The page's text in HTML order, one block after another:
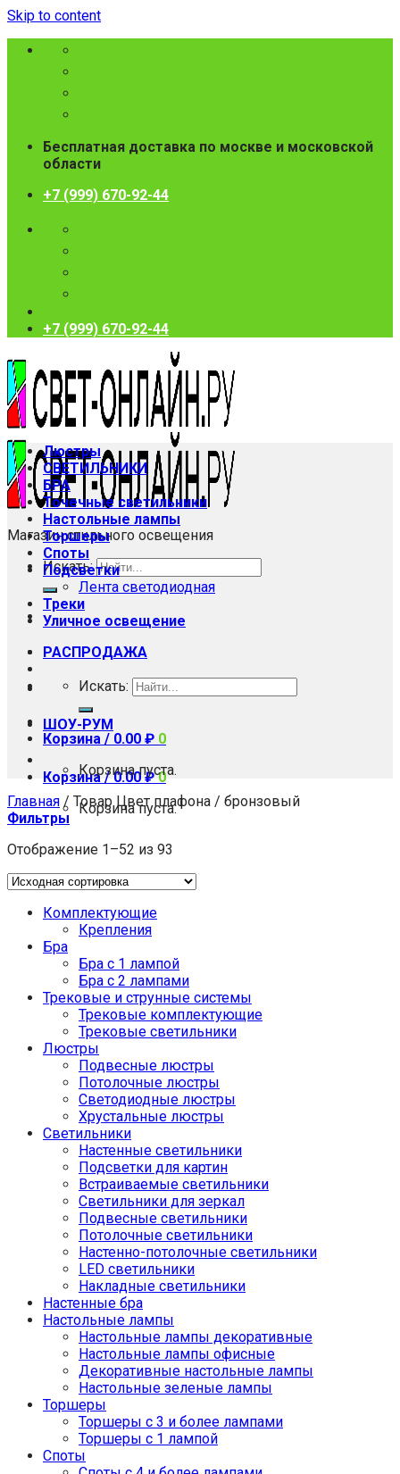
Skip to content
Бесплатная доставка по москве и московской
области
+7 (999) 670-92-44
+7 (999) 670-92-44
Магазин стильного освещения
Искать:
РАСПРОДАЖА
ШОУ-РУМ
Корзина /0.00₽ 0
Корзина пуста.
Люстры
СВЕТИЛЬНИКИ
БРА
Точечные светильники
Настольные лампы
Торшеры
Споты
Подсветки
Лента светодиодная
Треки
Уличное освещение
Искать:
Корзина / 0.00 ₽ 0
Корзина пуста.
Главная / Товар Цвет плафона / бронзовый
Фильтры
Отображение 1–52 из 93
Комплектующие
Крепления
Бра
Бра с 1 лампой
Бра с 2 лампами
Трековые и струнные системы
Трековые комплектующие
Трековые светильники
Люстры
Подвесные люстры
Потолочные люстры
Светодиодные люстры
Хрустальные люстры
Светильники
Настенные светильники
Подсветки для картин
Встраиваемые светильники
Светильники для зеркал
Подвесные светильники
Потолочные светильники
Настенно-потолочные светильники
LED светильники
Накладные светильники
Настенные бра
Настольные лампы
Настольные лампы декоративные
Настольные лампы офисные
Декоративные настольные лампы
Настольные зеленые лампы
Торшеры
Торшеры с 3 и более лампами
Торшеры с 1 лампой
Споты